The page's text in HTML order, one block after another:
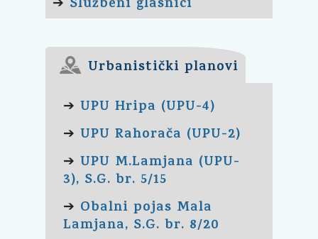
➔ Službeni glasnici
Urbanistički planovi
➔ UPU Hripa (UPU-4)
➔ UPU Rahorača (UPU-2)
➔ UPU M.Lamjana (UPU-
3), S.G. br. 5/15
➔ Obalni pojas Mala
Lamjana, S.G. br. 8/20